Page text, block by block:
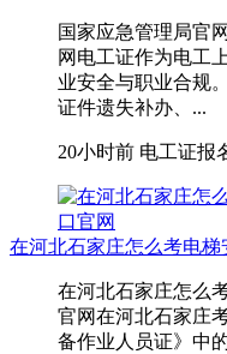
国家应急管理局官
网电工证作为电工
业安全与职业合规
证件遗失补办、...
20小时前 电工证报
在河北石家庄怎么考电
在河北石家庄怎么
官网在河北石家庄
备作业人员证》中